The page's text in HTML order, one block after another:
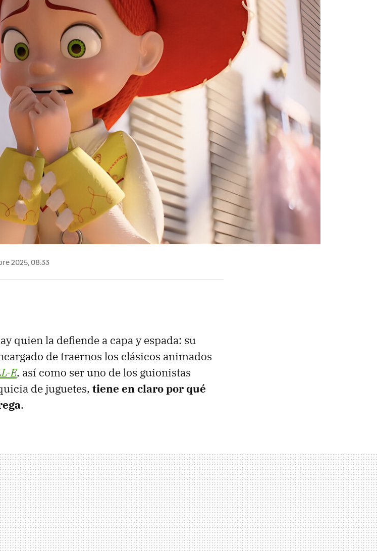
2025, 08:33
quien la defiende a capa y espada: su
de traernos los clásicos animados
E, así como ser uno de los guionistas
de juguetes, tiene en claro por qué
.